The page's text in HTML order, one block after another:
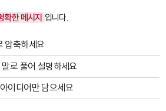
확한 메시지 입니다.
압축하세요
로 풀어 설명하세요
이디어만 담으세요